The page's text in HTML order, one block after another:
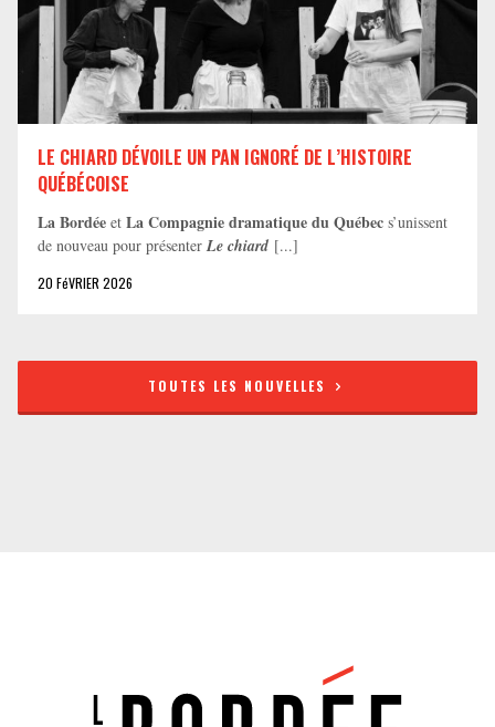
LE CHIARD DÉVOILE UN PAN IGNORÉ DE L’HISTOIRE
QUÉBÉCOISE
La Bordée et La Compagnie dramatique du Québec s’unissent
de nouveau pour présenter Le chiard [...]
20 FéVRIER 2026
TOUTES LES NOUVELLES